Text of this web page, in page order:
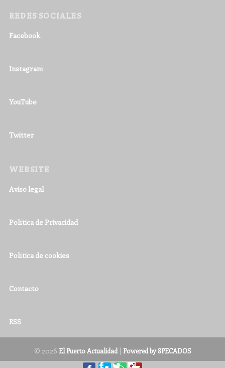
REDES SOCIALES
Facebook
Instagram
YouTube
Twitter
WEBSITE
Aviso legal
Política de Privacidad
Política de cookies
Contacto
RSS
© 2026 El Puerto Actualidad| Powered by 8PECADOS